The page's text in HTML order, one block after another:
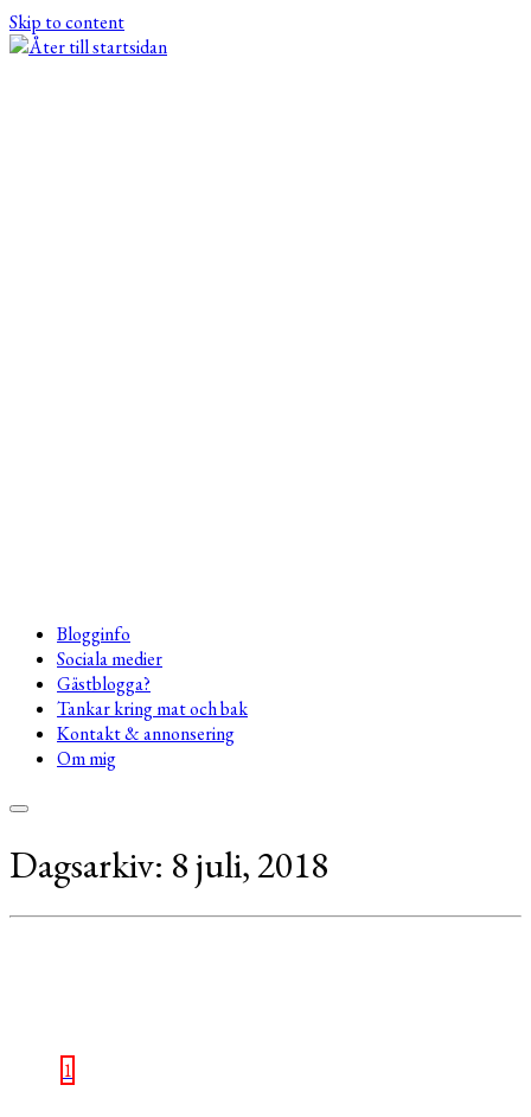
Skip to content
Blogginfo
Sociala medier
Gästblogga?
Tankar kring mat och bak
Kontakt & annonsering
Om mig
Dagsarkiv: 8 juli, 2018
1